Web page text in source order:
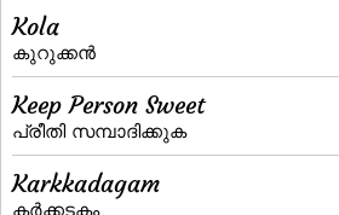
Kola
കുറുക്കന്‍
Keep Person Sweet
പ്രീതി സമ്പാദിക്കുക
Karkkadagam
കര്‍ക്കടകം